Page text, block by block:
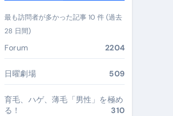
ソラシドエアを目的別に選ぶコツと、失敗し
いる新定番ドメイン
康 #雑学 #ナレーター #小林将大
#雑学 #ナレーター #小林将大
最も訪問者が多かった記事 10 件 (過去
28 日間)
Forum 2204
日曜劇場 509
育毛、ハゲ、薄毛「男性」を極め
る！
310